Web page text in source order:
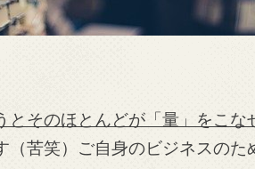
とそのほとんどが「量」をこな
苦笑）ご自身のビジネスのた